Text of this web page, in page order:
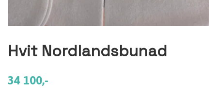
Hvit Nordlandsbunad
34 100,-